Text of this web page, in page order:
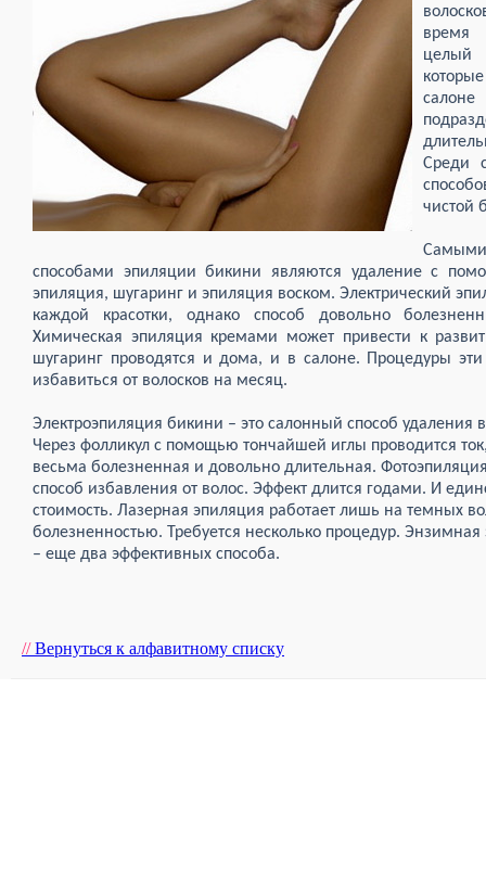
время
целый
Среди
чистой
Самыми
способами эпиляции бикини являются удаление с
эпиляция, шугаринг и эпиляция воском. Электрический
каждой красотки, однако способ довольно
Химическая эпиляция кремами может привести к
шугаринг проводятся и дома, и в салоне. Процедуры
избавиться от волосков на месяц.
Электроэпиляция бикини – это салонный способ удаления
Через фолликул с помощью тончайшей иглы проводится
весьма болезненная и довольно длительная.
способ избавления от волос. Эффект длится годами. И
стоимость. Лазерная эпиляция работает лишь на темных
болезненностью. Требуется несколько процедур.
– еще два эффективных способа.
//Вернуться к алфавитному списку